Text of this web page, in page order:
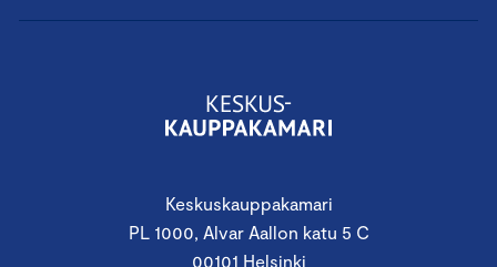
Keskuskauppakamari
PL 1000, Alvar Aallon katu 5 C
00101 Helsinki